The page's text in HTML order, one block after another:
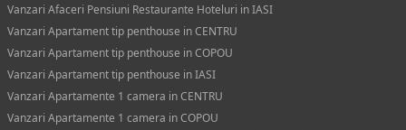
Vanzari Afaceri Pensiuni Restaurante Hoteluri in IASI
Vanzari Apartament tip penthouse in CENTRU
Vanzari Apartament tip penthouse in COPOU
Vanzari Apartament tip penthouse in IASI
Vanzari Apartamente 1 camera in CENTRU
Vanzari Apartamente 1 camera in COPOU